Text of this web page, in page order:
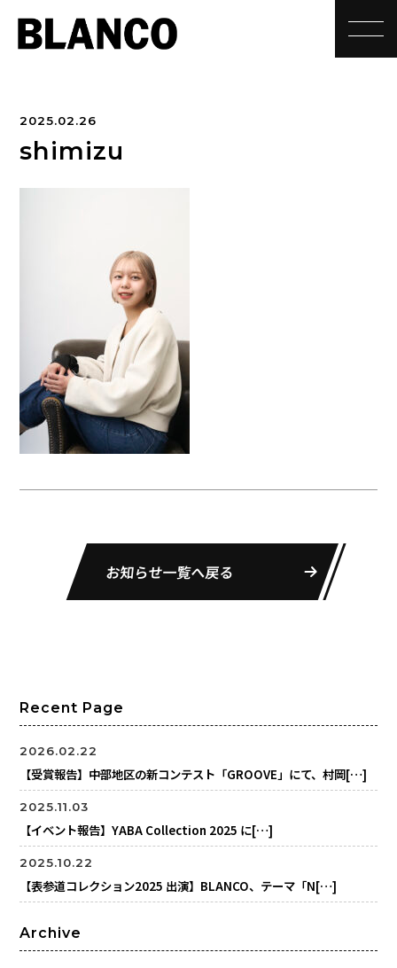
2025.02.26
shimizu
お知らせ一覧へ戻る
Recent Page
2026.02.22
【受賞報告】中部地区の新コンテスト「GROOVE」にて、村岡[…]
2025.11.03
【イベント報告】YABA Collection 2025 に[…]
2025.10.22
【表参道コレクション2025 出演】BLANCO、テーマ「N[…]
Archive